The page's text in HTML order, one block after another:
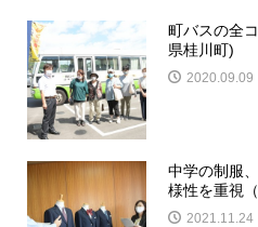
町バスの全
県桂川町)
2020.09.09
中学の制服
様性を重視（
2021.11.24